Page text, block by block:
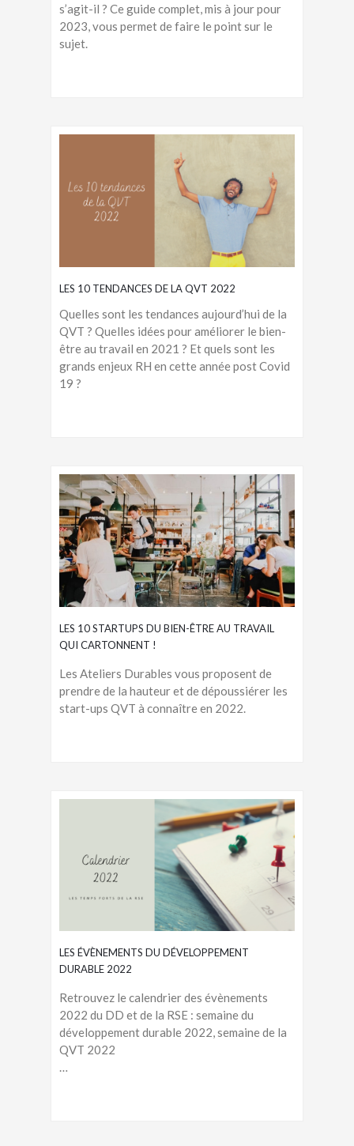
s’agit-il ? Ce guide complet, mis à jour pour
2023, vous permet de faire le point sur le
sujet.
LES 10 TENDANCES DE LA QVT 2022
Quelles sont les tendances aujourd’hui de la
QVT ? Quelles idées pour améliorer le bien-
être au travail en 2021 ? Et quels sont les
grands enjeux RH en cette année post Covid
19 ?
LES 10 STARTUPS DU BIEN-ÊTRE AU TRAVAIL
QUI CARTONNENT !
Les Ateliers Durables vous proposent de
prendre de la hauteur et de dépoussiérer les
start-ups QVT à connaître en 2022.
LES ÉVÈNEMENTS DU DÉVELOPPEMENT
DURABLE 2022
Retrouvez le calendrier des évènements
2022 du DD et de la RSE : semaine du
développement durable 2022, semaine de la
QVT 2022
…